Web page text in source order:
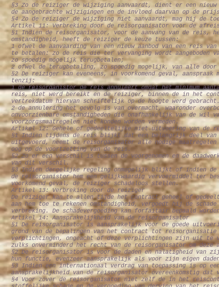
§3 Zo de reiziger de wijziging aanvaardt, dient er een
de aangebrachte wijzigingen en de invloed daarvan op de prijs
§4 Zo de reiziger de wijziging niet aanvaardt, mag hij de
Artikel 11: Verbreking door de reisorganisator voor de
§1 Indien de reisorganisator, voor de aanvang van de reis,
omstandigheid, heeft de reiziger de keuze tussen:
1 ofwel de aanvaarding van een nieuw aanbod van een reis
te betalen: zo de reis die ter vervanging wordt
zo spoedig mogelijk terugbetalen;
2 ofwel de terugbetaling, zo spoedig mogelijk, van alle door
§2 De reiziger kan eveneens, in voorkomend geval,
tenzij:
1 de reisorganistor de reis annuleert omdat het minimum
reis, niet werd bereikt en de reiziger, binnen de in het
vertrekdatum hiervan schriftelijk op de hoogte werd
2 de annulering het gevolg is van overmacht, waaronder
onvoorzienbare omstandigheden die onafhankelijk van de wil
voorzorgsmaatregelen niet konden worden vermeden.
Artikel 12: Gehele of gedeeltelijke niet-uitvoering van de
§1 Indien tijdens de reis blijkt dat een belangrijk deel van
uitgevoerd, neemt de reisorganisator alle nodige
oog op de voortzetting van de reis.
§2 Zo er een verschil is tussen de voorgenomen en de
van dit verschil.
§3 Indien dergelijke regeling onmogelijk blijkt of indien de
de reisorganistor hem een gelijkwaardig vervoermiddel ter
voorkomend geval, de reiziger schadeloos stellen.
Artikel 13: Verbreking door de reiziger
De reiziger kan te allen tijde het contract geheel of
aan hem toe te rekenen omstandigheid, vergoedt hij de
verbreking. De schadevergoeding kan forfaitair bepaald
Artikel 14: Aansprakelijkheid van de reisorganisator
§1 De reisorganisator is aansprakelijk voor de goede
grond van de bepalingen van het contract tot
verplichtingen, ongeacht of deze verplichtingen zijn uit te
zulks onverminderd het recht van de reisorganisator om
§2 De reisorganisator is voor de daden en nalatigheid van
hun functie, evenzeer aansprakelijk als voor zijn eigen
§3 Indien een internationaal verdrag van toepassing is op
aansprakelijkheid van de reisorganisator overeenkomstig
§4 Voor zover de reisorganisator niet zelf de in het